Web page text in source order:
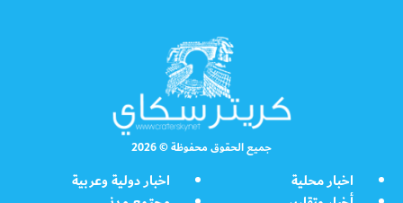
جميع الحقوق محفوظة © 2026
اخبار محلية
اخبار دولية وعربية